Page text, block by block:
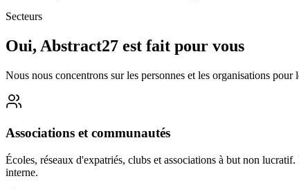
Secteurs
Oui, Abstract27 est fait pour vous
Nous nous concentrons sur les personnes et les organisations
Associations et communautés
Écoles, réseaux d'expatriés, clubs et associations à but non
interne.